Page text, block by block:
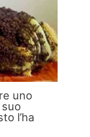
uno
l’ha